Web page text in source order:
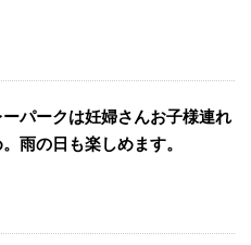
パークは妊婦さんお子様連れ
雨の日も楽しめます。